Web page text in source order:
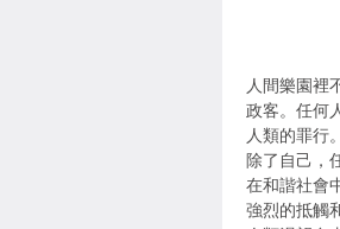
人間樂園裡
政客。任何
人類的罪行。
除了自己，
在和諧社會
強烈的抵觸